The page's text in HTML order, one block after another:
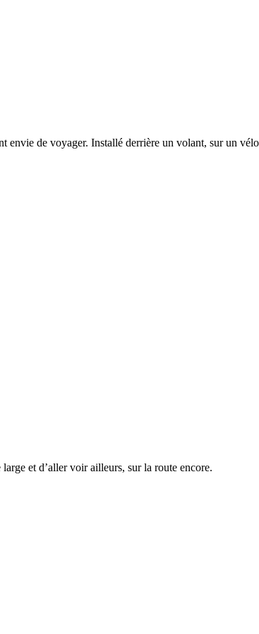
de voyager. Installé derrière un volant, sur un
et d’aller voir ailleurs, sur la route encore.